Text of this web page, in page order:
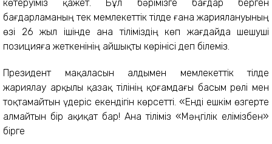
көтеруіміз қажет. Бұл бәрімізге бағдар берген
бағдарламаның тек мемлекеттік тілде ғана жариялануының
өзі 26 жыл ішінде ана тіліміздің көп жағдайда шешуші
позицияға жеткенінің айшықты көрінісі деп білеміз.
Президент мақаласын алдымен мемлекеттік тілде
жариялау арқылы қазақ тілінің қоғамдағы басым рөлі мен
тоқтамайтын үдеріс екендігін көрсетті. «Енді ешкім өзгерте
алмайтын бір ақиқат бар! Ана тіліміз «Мәңгілік елімізбен»
бірге